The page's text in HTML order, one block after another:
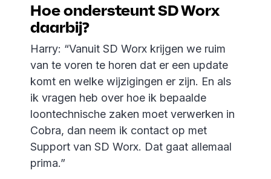
Hoe ondersteunt SD Worx
daarbij?
Harry: “Vanuit SD Worx krijgen we ruim
van te voren te horen dat er een update
komt en welke wijzigingen er zijn. En als
ik vragen heb over hoe ik bepaalde
loontechnische zaken moet verwerken in
Cobra, dan neem ik contact op met
Support van SD Worx. Dat gaat allemaal
prima.”